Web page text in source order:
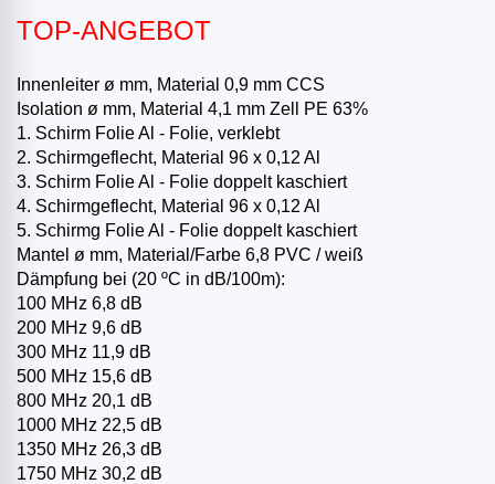
TOP-ANGEBOT
Innenleiter ø mm, Material 0,9 mm CCS
Isolation ø mm, Material 4,1 mm Zell PE 63%
1. Schirm Folie Al - Folie, verklebt
2. Schirmgeflecht, Material 96 x 0,12 Al
3. Schirm Folie Al - Folie doppelt kaschiert
4. Schirmgeflecht, Material 96 x 0,12 Al
5. Schirmg Folie Al - Folie doppelt kaschiert
Mantel ø mm, Material/Farbe 6,8 PVC / weiß
Dämpfung bei (20 ºC in dB/100m):
100 MHz 6,8 dB
200 MHz 9,6 dB
300 MHz 11,9 dB
500 MHz 15,6 dB
800 MHz 20,1 dB
1000 MHz 22,5 dB
1350 MHz 26,3 dB
1750 MHz 30,2 dB